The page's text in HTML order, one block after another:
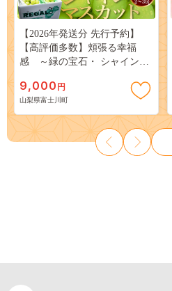
【2026年発送分 先行予約】
【高評価多数】頬張る幸福
感 ～緑の宝石・ シャインマ
３房） フルーツ 山梨県産 果
物 くだもの シャイン マスカ
ット ぶどう ブドウ 葡萄 大粒
種なし 先行予約 富士川町
10000円 一万円 9000円 九千円
9,000 円
山梨県富士川町